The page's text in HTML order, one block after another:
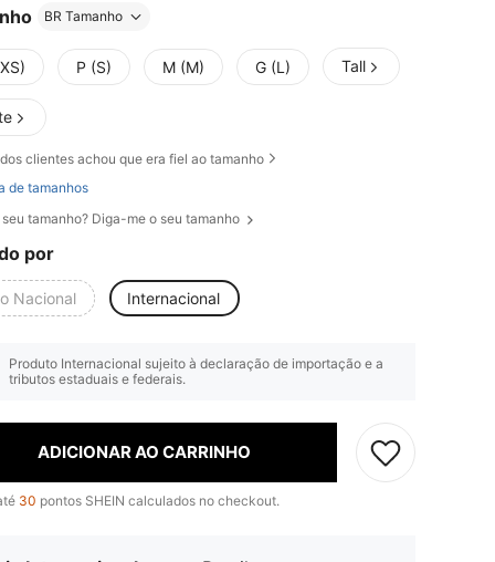
BR Tamanho
P (S) M (M) G (L) Tall
dos clientes achou que era fiel ao tamanho
de tamanhos
tamanho? Diga-me o seu tamanho
por
Nacional Internacional
Produto Internacional sujeito à declaração de importação e a
tributos estaduais e federais.
ADICIONAR AO CARRINHO
30 pontos SHEIN calculados no checkout.